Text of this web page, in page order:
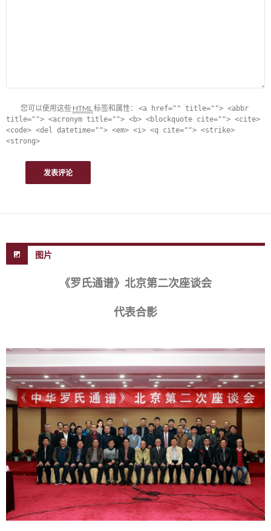
您可以使用这些 HTML标签和属性： <a href="" title=""> <abbr
title=""> <acronym title=""> <b> <blockquote cite=""> <cite>
<code> <del datetime=""> <em> <i> <q cite=""> <strike>
<strong>
图片
《罗氏通谱》北京第二次座谈会
代表合影